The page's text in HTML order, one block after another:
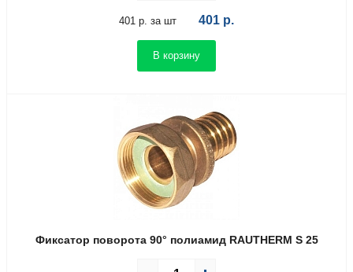
401 р. за шт 401 р.
В корзину
Фиксатор поворота 90° полиамид RAUTHERM S 25